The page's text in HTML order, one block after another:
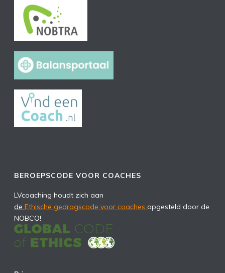
BEROEPSCODE VOOR COACHES
LVcoaching houdt zich aan
deEthische gedragscode voor coachesopgesteld door de
NOBCO!